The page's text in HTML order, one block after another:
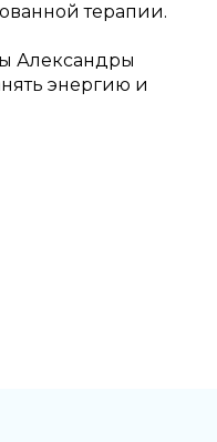
терапии.
Александры
энергию и